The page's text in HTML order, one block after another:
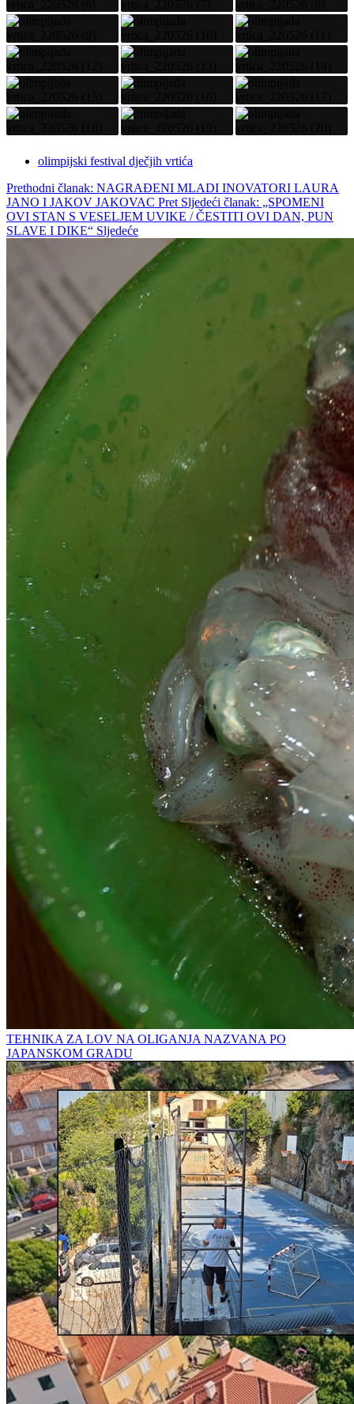
olimpijski festival dječjih vrtića
Prethodni članak: NAGRAĐENI MLADI INOVATORI LAURA
JANO I JAKOV JAKOVAC Pret Sljedeći članak: „SPOMENI
OVI STAN S VESELJEM UVIKE / ČESTITI OVI DAN, PUN
SLAVE I DIKE“ Sljedeće
TEHNIKA ZA LOV NA OLIGANJA NAZVANA PO
JAPANSKOM GRADU